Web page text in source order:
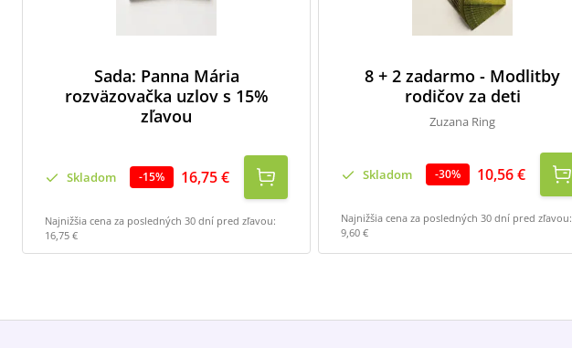
Sada: Panna Mária
rozväzovačka uzlov s 15%
zľavou
Skladom -15% 16,75 €
Najnižšia cena za posledných 30 dní pred zľavou:
16,75 €
8 + 2 zadarmo - Modlitby
rodičov za deti
Zuzana Ring
Skladom -30% 10,56 €
Najnižšia cena za posledných 30 dní pred zľavou:
9,60 €